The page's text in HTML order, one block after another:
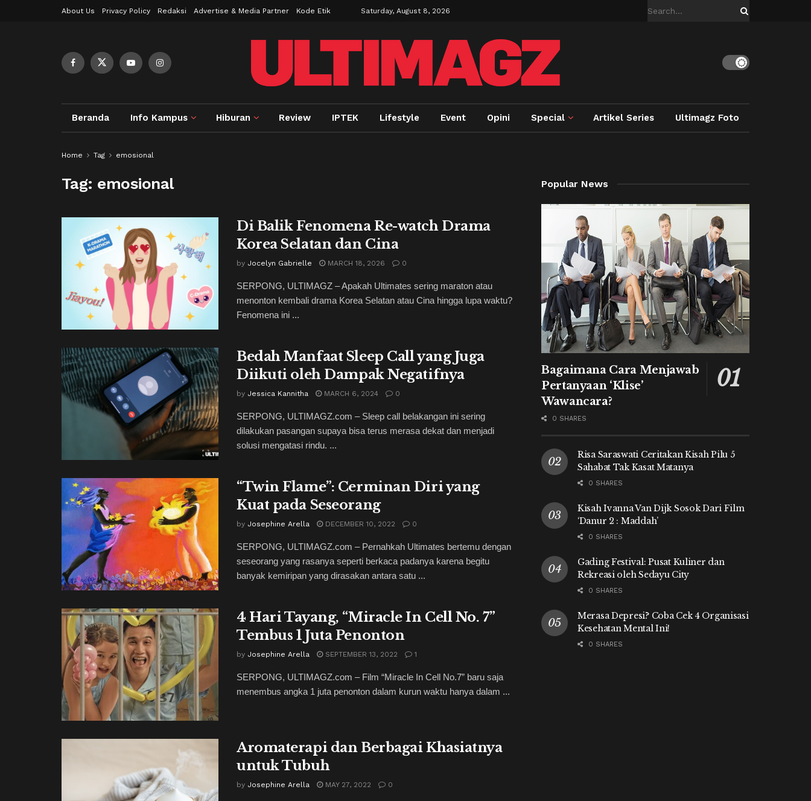
About Us Privacy Policy Redaksi Advertise & Media Partner Kode Etik Saturday, August 8, 2026
Beranda Info Kampus Hiburan Review IPTEK Lifestyle Event Opini Special Artikel Series Ultimagz Foto
Home Tag emosional
Tag: emosional
Di Balik Fenomena Re-watch Drama
Korea Selatan dan Cina
by Jocelyn Gabrielle MARCH 18, 2026 0
SERPONG, ULTIMAGZ – Apakah Ultimates sering maraton atau
menonton kembali drama Korea Selatan atau Cina hingga lupa waktu?
Fenomena ini ...
Bedah Manfaat Sleep Call yang Juga
Diikuti oleh Dampak Negatifnya
by Jessica Kannitha MARCH 6, 2024 0
SERPONG, ULTIMAGZ.com – Sleep call belakangan ini sering
dilakukan pasangan supaya bisa terus merasa dekat dan menjadi
solusi mengatasi rindu. ...
“Twin Flame”: Cerminan Diri yang
Kuat pada Seseorang
by Josephine Arella DECEMBER 10, 2022 0
SERPONG, ULTIMAGZ.com – Pernahkah Ultimates bertemu dengan
seseorang yang rasanya seperti berkaca padanya karena begitu
banyak kemiripan yang dirasakan antara satu ...
4 Hari Tayang, “Miracle In Cell No. 7”
Tembus 1 Juta Penonton
by Josephine Arella SEPTEMBER 13, 2022 1
SERPONG, ULTIMAGZ.com – Film “Miracle In Cell No.7” baru saja
menembus angka 1 juta penonton dalam kurun waktu hanya dalam ...
Aromaterapi dan Berbagai Khasiatnya
untuk Tubuh
by Josephine Arella MAY 27, 2022 0
Popular News
Bagaimana Cara Menjawab
Pertanyaan ‘Klise’
Wawancara?
0 SHARES
Risa Saraswati Ceritakan Kisah Pilu 5
Sahabat Tak Kasat Matanya
0 SHARES
Kisah Ivanna Van Dijk Sosok Dari Film
‘Danur 2 : Maddah’
0 SHARES
Gading Festival: Pusat Kuliner dan
Rekreasi oleh Sedayu City
0 SHARES
Merasa Depresi? Coba Cek 4 Organisasi
Kesehatan Mental Ini!
0 SHARES